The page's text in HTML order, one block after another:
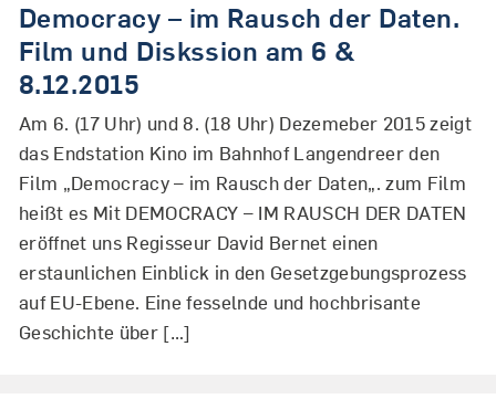
Democracy – im Rausch der Daten.
Film und Diskssion am 6 &
8.12.2015
Am 6. (17 Uhr) und 8. (18 Uhr) Dezemeber 2015 zeigt
das Endstation Kino im Bahnhof Langendreer den
Film „Democracy – im Rausch der Daten„. zum Film
heißt es Mit DEMOCRACY – IM RAUSCH DER DATEN
eröffnet uns Regisseur David Bernet einen
erstaunlichen Einblick in den Gesetzgebungsprozess
auf EU-Ebene. Eine fesselnde und hochbrisante
Geschichte über […]